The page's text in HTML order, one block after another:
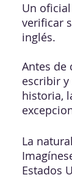
Un
verificar
inglés.
Antes de
escribir
historia,
La
Estados